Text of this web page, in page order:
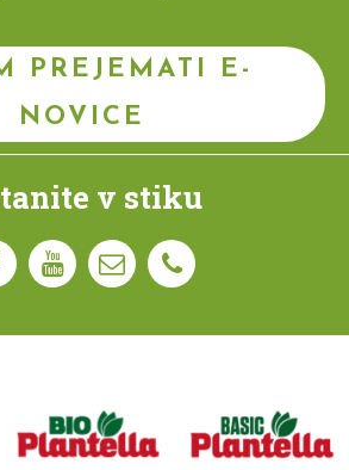
PREJEMATI E-
NOVICE
v stiku